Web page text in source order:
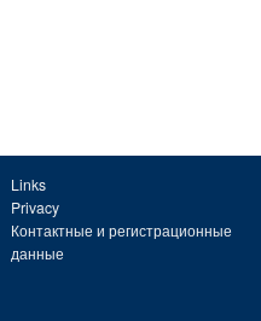
Links
Privacy
Контактные и регистрационные
данные